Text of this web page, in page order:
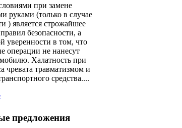
при замене
руками (только в случае
) является строжайшее
безопасности, а
уверенности в том, что
операции не нанесут
Халатность при
чревата травматизмом и
средства....
предложения